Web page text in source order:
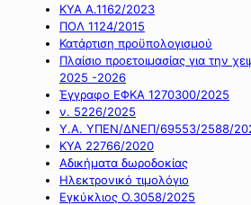
ΚΥΑ Α.1162/2023
ΠΟΛ 1124/2015
Κατάρτιση προϋπολογισμού
Πλαίσιο προετοιμασίας για την
2025 -2026
Έγγραφο ΕΦΚΑ 1270300/2025
ν. 5226/2025
Υ.Α. ΥΠΕΝ/ΔΝΕΠ/69553/2588/
ΚΥΑ 22766/2020
Αδικήματα δωροδοκίας
Ηλεκτρονικό τιμολόγιο
Εγκύκλιος Ο.3058/2025